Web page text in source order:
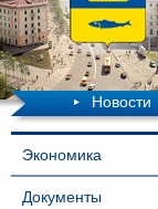
Новости
Экономика
Документы